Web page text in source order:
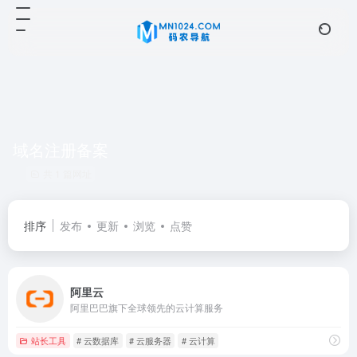
排序 发布 更新 浏览 点赞
阿里云
阿里巴巴旗下全球领先的云计算服务
站长工具 # 云数据库 # 云服务器 # 云计算